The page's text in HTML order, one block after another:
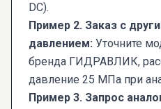
DC).
Пример 2. Заказ с
давлением: Уточните
бренда ГИДРАВЛИК,
давление 25 МПа при
Пример 3. Запрос